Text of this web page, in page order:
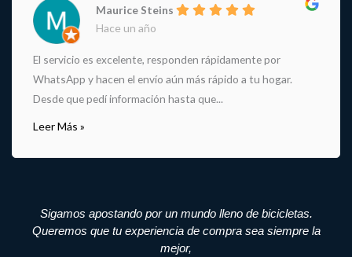
Maurice Steins
Hace un año
El servicio es excelente, responden rápidamente por
WhatsApp y hacen el envío aún más rápido a tu hogar.
Desde que pedí información hasta que...
Leer Más »
Sigamos apostando por un mundo lleno de bicicletas.
Queremos que tu experiencia de compra sea siempre la
mejor,